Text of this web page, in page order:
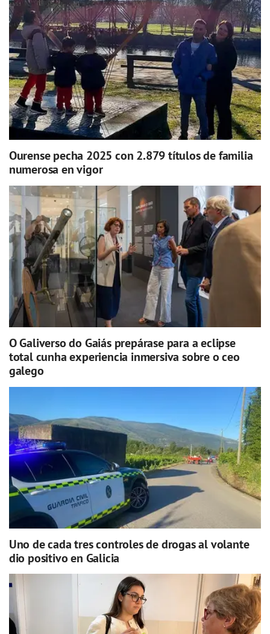
Ourense pecha 2025 con 2.879 títulos de familia
numerosa en vigor
O Galiverso do Gaiás prepárase para a eclipse
total cunha experiencia inmersiva sobre o ceo
galego
Uno de cada tres controles de drogas al volante
dio positivo en Galicia